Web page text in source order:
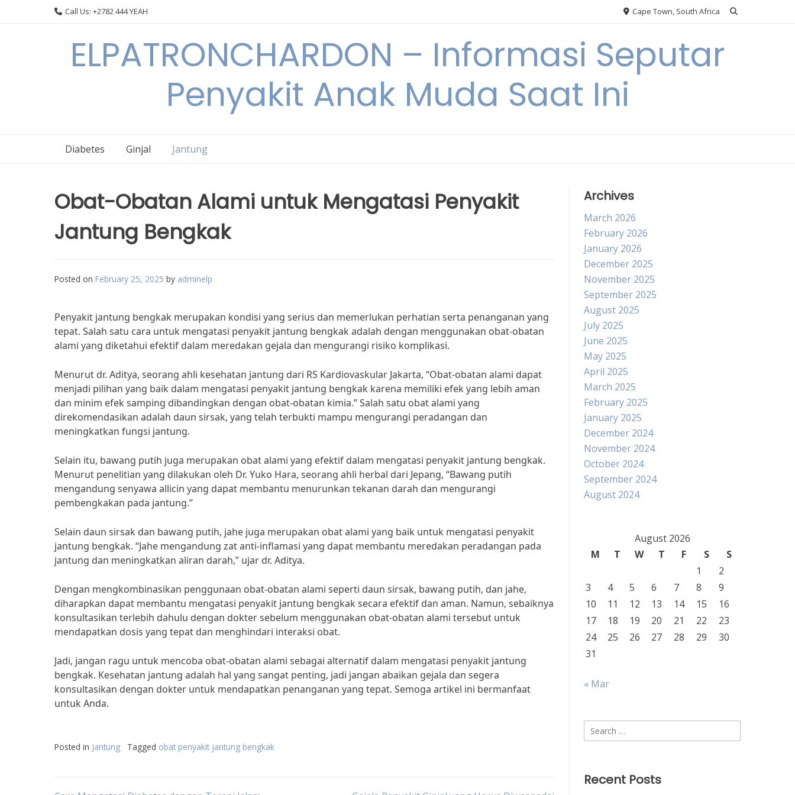
Call Us: +2782 444 YEAH Cape Town, South Africa
ELPATRONCHARDON – Informasi Seputar
Penyakit Anak Muda Saat Ini
Diabetes Ginjal Jantung
Obat-Obatan Alami untuk Mengatasi Penyakit
Jantung Bengkak
Posted on February 25, 2025 by adminelp
Penyakit jantung bengkak merupakan kondisi yang serius dan memerlukan perhatian serta penanganan yang
tepat. Salah satu cara untuk mengatasi penyakit jantung bengkak adalah dengan menggunakan obat-obatan
alami yang diketahui efektif dalam meredakan gejala dan mengurangi risiko komplikasi.
Menurut dr. Aditya, seorang ahli kesehatan jantung dari RS Kardiovaskular Jakarta, “Obat-obatan alami dapat
menjadi pilihan yang baik dalam mengatasi penyakit jantung bengkak karena memiliki efek yang lebih aman
dan minim efek samping dibandingkan dengan obat-obatan kimia.” Salah satu obat alami yang
direkomendasikan adalah daun sirsak, yang telah terbukti mampu mengurangi peradangan dan
meningkatkan fungsi jantung.
Selain itu, bawang putih juga merupakan obat alami yang efektif dalam mengatasi penyakit jantung bengkak.
Menurut penelitian yang dilakukan oleh Dr. Yuko Hara, seorang ahli herbal dari Jepang, “Bawang putih
mengandung senyawa allicin yang dapat membantu menurunkan tekanan darah dan mengurangi
pembengkakan pada jantung.”
Selain daun sirsak dan bawang putih, jahe juga merupakan obat alami yang baik untuk mengatasi penyakit
jantung bengkak. “Jahe mengandung zat anti-inflamasi yang dapat membantu meredakan peradangan pada
jantung dan meningkatkan aliran darah,” ujar dr. Aditya.
Dengan mengkombinasikan penggunaan obat-obatan alami seperti daun sirsak, bawang putih, dan jahe,
diharapkan dapat membantu mengatasi penyakit jantung bengkak secara efektif dan aman. Namun, sebaiknya
konsultasikan terlebih dahulu dengan dokter sebelum menggunakan obat-obatan alami tersebut untuk
mendapatkan dosis yang tepat dan menghindari interaksi obat.
Jadi, jangan ragu untuk mencoba obat-obatan alami sebagai alternatif dalam mengatasi penyakit jantung
bengkak. Kesehatan jantung adalah hal yang sangat penting, jadi jangan abaikan gejala dan segera
konsultasikan dengan dokter untuk mendapatkan penanganan yang tepat. Semoga artikel ini bermanfaat
untuk Anda.
Posted in Jantung Tagged obat penyakit jantung bengkak
Archives
March 2026
February 2026
January 2026
December 2025
November 2025
September 2025
August 2025
July 2025
June 2025
May 2025
April 2025
March 2025
February 2025
January 2025
December 2024
November 2024
October 2024
September 2024
August 2024
August 2026
M
T W T F S
S
1
2
3
4 5 6 7 8
9
10
11 12 13 14 15
16
17
18 19 20 21 22
23
24
25 26 27 28 29
30
31
« Mar
Search
for:
Recent Posts